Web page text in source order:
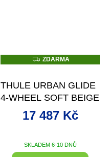
Z
D
M
ZDARMA
THULE URBAN GLIDE
4-WHEEL SOFT BEIGE
SKLADEM 6-10 DNŮ
17 487 Kč